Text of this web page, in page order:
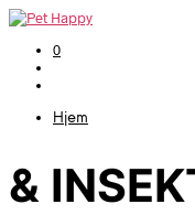
0
Hjem
&